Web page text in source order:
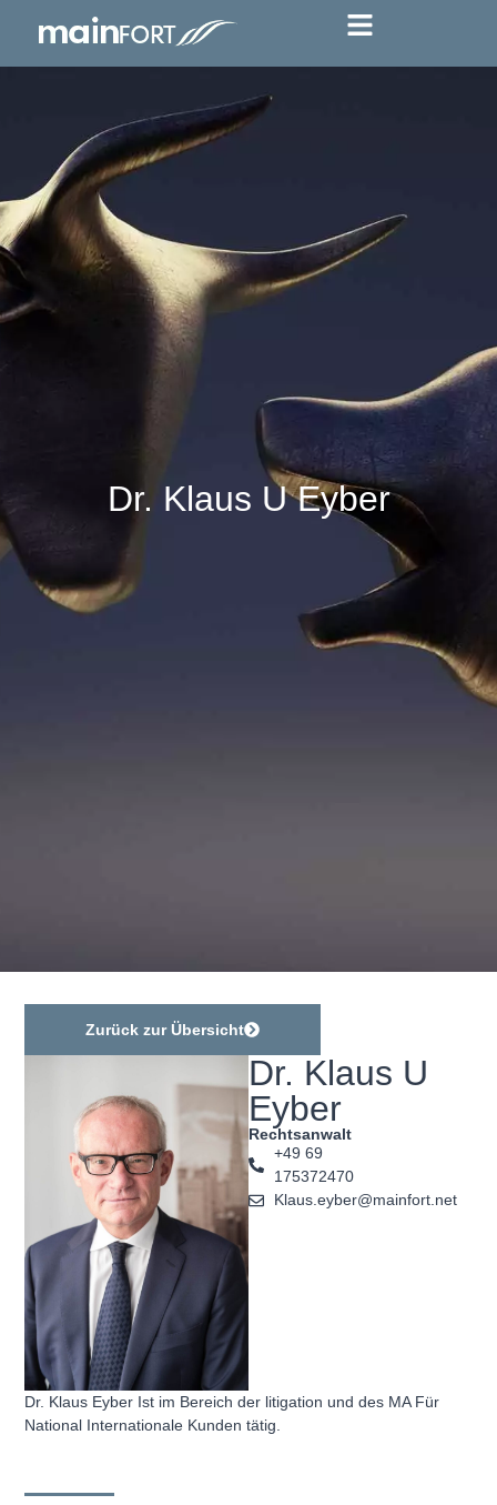
Dr. Klaus U Eyber
Zurück zur Übersicht
Dr. Klaus U
Eyber
Rechtsanwalt
+49 69
175372470
Klaus.eyber@mainfort.net
Dr. Klaus Eyber Ist im Bereich der litigation und des MA Für
National Internationale Kunden tätig.